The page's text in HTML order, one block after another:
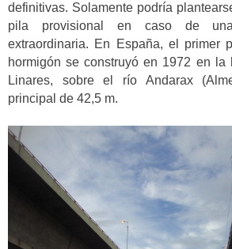
definitivas. Solamente podría
pila provisional en caso de
extraordinaria. En España, el primer
hormigón se construyó en 1972 en la
Linares, sobre el río Andarax
principal de 42,5 m.